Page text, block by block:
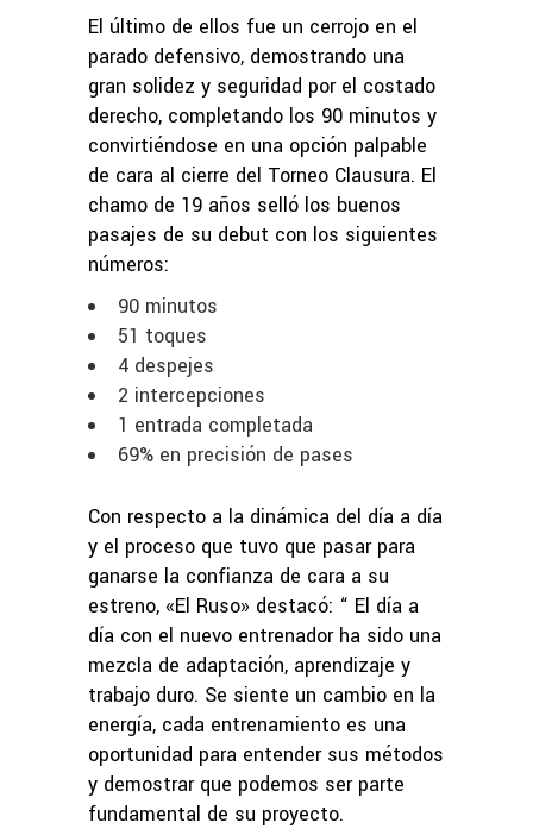
El último de ellos fue un cerrojo en el
parado defensivo, demostrando una
gran solidez y seguridad por el costado
derecho, completando los 90 minutos y
convirtiéndose en una opción palpable
de cara al cierre del Torneo Clausura. El
chamo de 19 años selló los buenos
pasajes de su debut con los siguientes
números:
90 minutos
51 toques
4 despejes
2 intercepciones
1 entrada completada
69% en precisión de pases
Con respecto a la dinámica del día a día
y el proceso que tuvo que pasar para
ganarse la confianza de cara a su
estreno, «El Ruso» destacó: “ El día a
día con el nuevo entrenador ha sido una
mezcla de adaptación, aprendizaje y
trabajo duro. Se siente un cambio en la
energía, cada entrenamiento es una
oportunidad para entender sus métodos
y demostrar que podemos ser parte
fundamental de su proyecto.